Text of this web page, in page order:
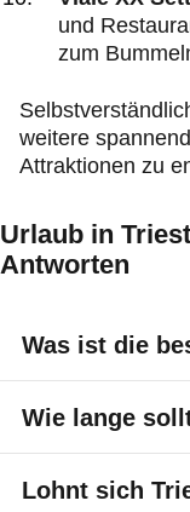
und
zum
weitere
Attraktionen zu
Urlaub in
Antworten
Was ist die
Generell bieten
für angenehme
Wie lange
Für einen
Lohnt sich